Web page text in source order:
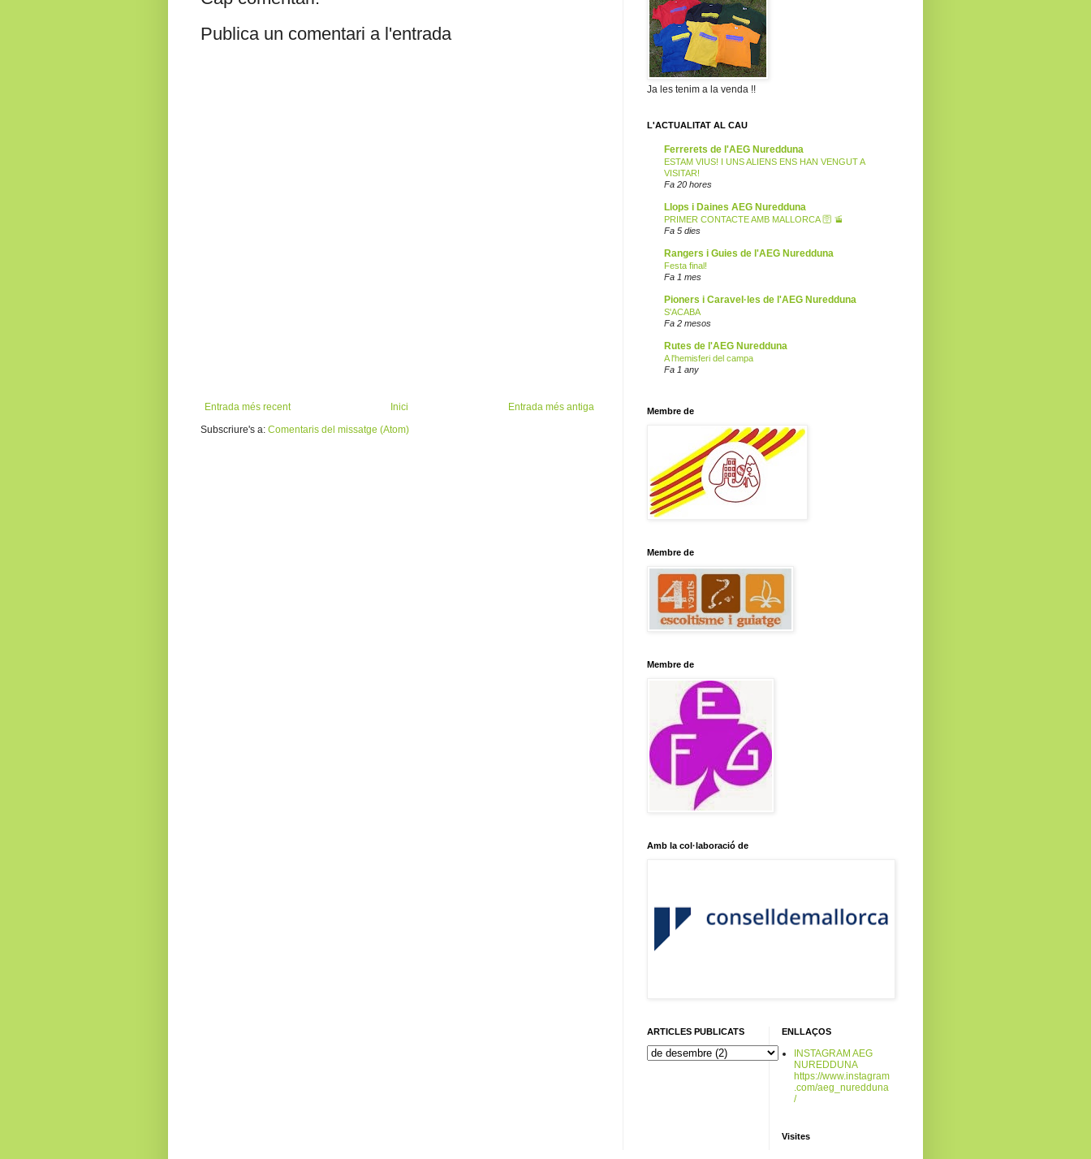
Publica un comentari a l'entrada
Entrada més recent Entrada més antiga
Inici
Subscriure's a: Comentaris del missatge (Atom)
Ja les tenim a la venda !!
L'ACTUALITAT AL CAU
Ferrerets de l'AEG Nuredduna
ESTAM VIUS! I UNS ALIENS ENS HAN VENGUT A
VISITAR!
Fa 20 hores
Llops i Daines AEG Nuredduna
PRIMER CONTACTE AMB MALLORCA 🛜 🚡
Fa 5 dies
Rangers i Guies de l'AEG Nuredduna
Festa final!
Fa 1 mes
Pioners i Caravel·les de l'AEG Nuredduna
S'ACABA
Fa 2 mesos
Rutes de l'AEG Nuredduna
A l'hemisferi del campa
Fa 1 any
Membre de
Membre de
Membre de
Amb la col·laboració de
ARTICLES PUBLICATS ENLLAÇOS
INSTAGRAM AEG
NUREDDUNA
https://www.instagram
.com/aeg_nuredduna
/
Visites